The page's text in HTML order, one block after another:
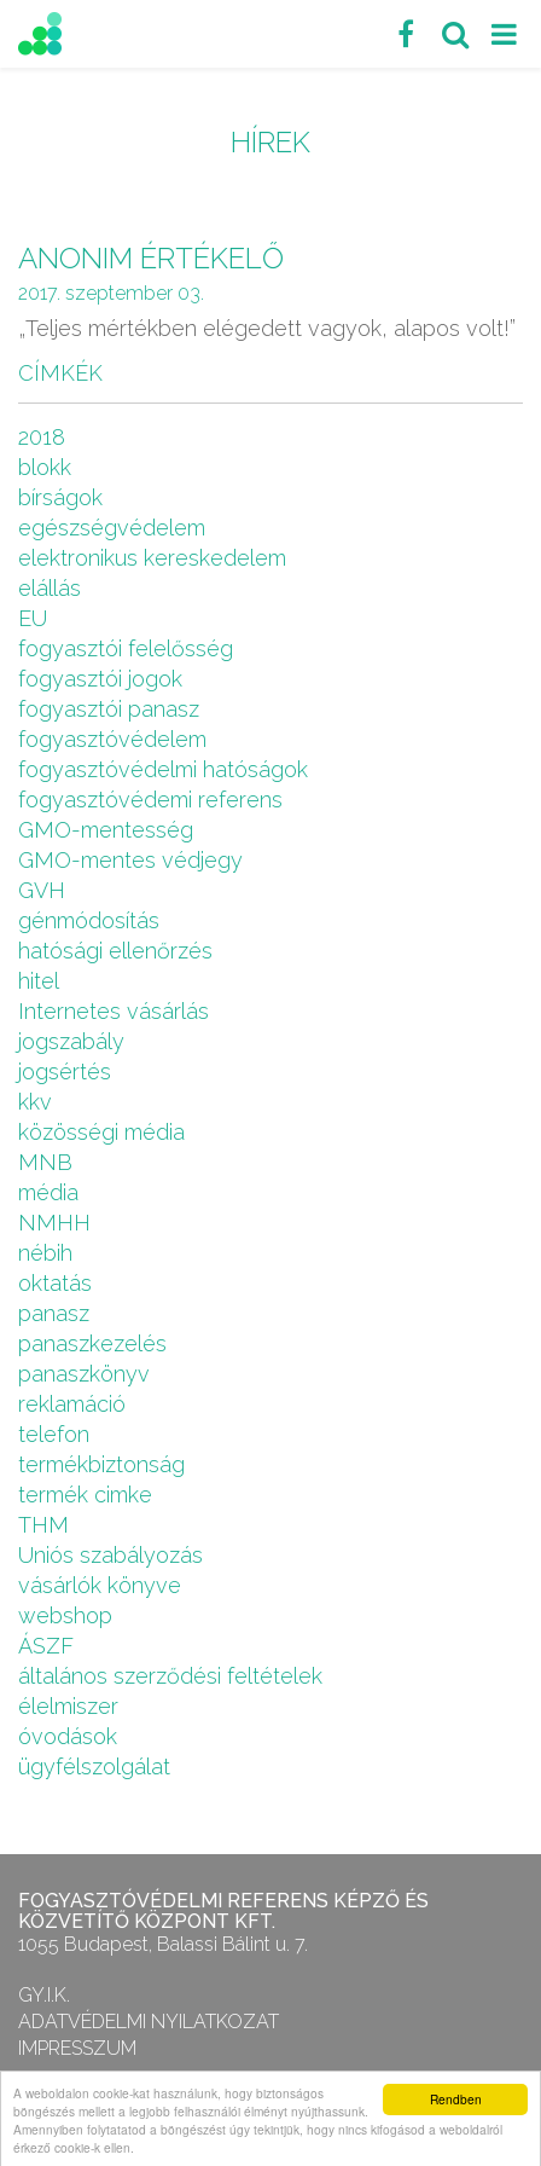
Rendben
A weboldalon cookie-kat használunk, hogy biztonságos
böngészés mellett a legjobb felhasználói élményt nyújthassunk.
Amennyiben folytatatod a böngészést úgy tekintjük, hogy nincs kifogásod a weboldalról
érkező cookie-k ellen.
HÍREK
ANONIM ÉRTÉKELŐ
2017. szeptember 03.
„Teljes mértékben elégedett vagyok, alapos volt!”
CÍMKÉK
2018
blokk
bírságok
egészségvédelem
elektronikus kereskedelem
elállás
EU
fogyasztói felelősség
fogyasztói jogok
fogyasztói panasz
fogyasztóvédelem
fogyasztóvédelmi hatóságok
fogyasztóvédemi referens
GMO-mentesség
GMO-mentes védjegy
GVH
génmódosítás
hatósági ellenőrzés
hitel
Internetes vásárlás
jogszabály
jogsértés
kkv
közösségi média
MNB
média
NMHH
nébih
oktatás
panasz
panaszkezelés
panaszkönyv
reklamáció
telefon
termékbiztonság
termék cimke
THM
Uniós szabályozás
vásárlók könyve
webshop
ÁSZF
általános szerződési feltételek
élelmiszer
óvodások
ügyfélszolgálat
FOGYASZTÓVÉDELMI REFERENS KÉPZŐ ÉS
KÖZVETÍTŐ KÖZPONT KFT.
1055 Budapest, Balassi Bálint u. 7.
GY.I.K.
ADATVÉDELMI NYILATKOZAT
IMPRESSZUM
FOGYASZTÓVÉDELMI REFERENS KÖZPONT
Copyright 2013-2026 – Minden jog fenntartva!